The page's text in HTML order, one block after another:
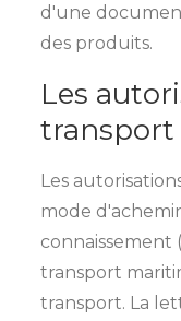
d'une
des produits.
Les
Les
mode
connaissement
transport
transport. La